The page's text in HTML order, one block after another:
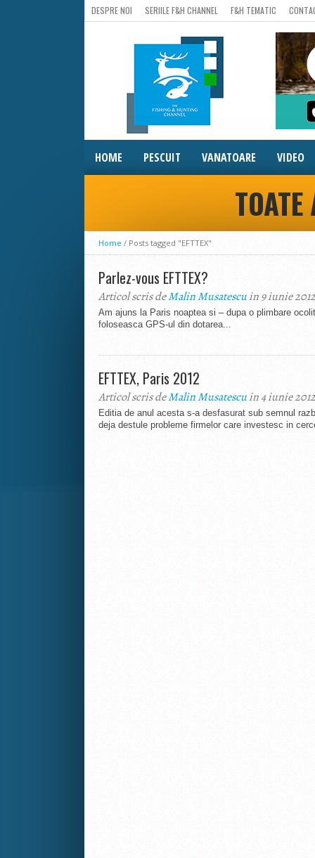
DESPRE NOI SERIILE F&H CHANNEL F&H TEMATIC
HOME PESCUIT VANATOARE VIDEO
Home / Posts tagged "EFTTEX"
Parlez-vous EFTTEX?
Articol scris deMalin Musatescuin 9 iunie 2012
Am ajuns la Paris noaptea si – dupa o plimbare
foloseasca GPS-ul din dotarea...
EFTTEX, Paris 2012
Articol scris deMalin Musatescuin 4 iunie 2012
Editia de anul acesta s-a desfasurat sub semnul
deja destule probleme firmelor care investesc in